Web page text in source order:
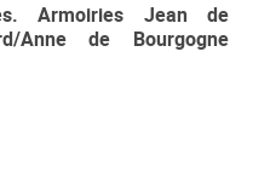
Armoiries Jean de
Anne de Bourgogne